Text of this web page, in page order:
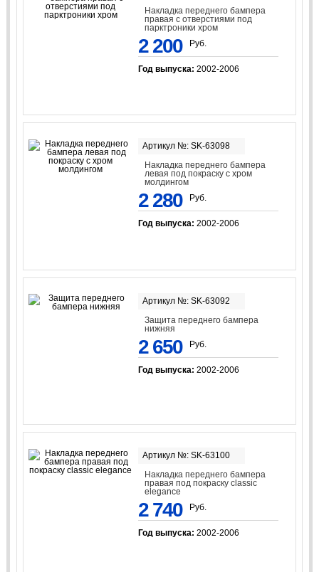
Накладка переднего бампера
правая с отверстиями под
парктроники хром
2 200 Руб.
Год выпуска: 2002-2006
Артикул №: SK-63098
Накладка переднего бампера
левая под покраску с хром
молдингом
2 280 Руб.
Год выпуска: 2002-2006
Артикул №: SK-63092
Защита переднего бампера
нижняя
2 650 Руб.
Год выпуска: 2002-2006
Артикул №: SK-63100
Накладка переднего бампера
правая под покраску classic
elegance
2 740 Руб.
Год выпуска: 2002-2006